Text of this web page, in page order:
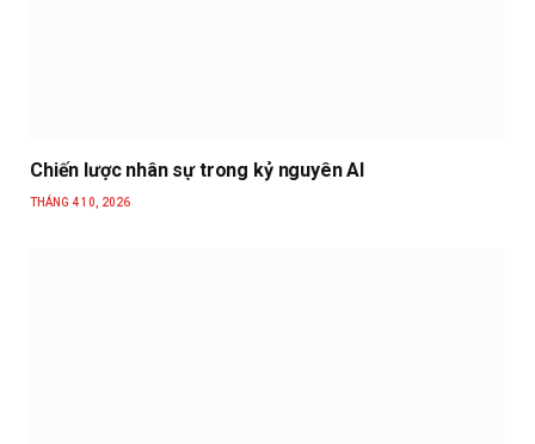
Chiến lược nhân sự trong kỷ nguyên AI
THÁNG 4 10, 2026